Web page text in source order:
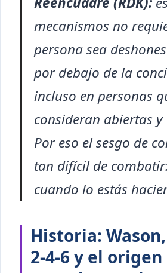
mecanismos no
persona sea
por debajo de la
incluso en personas
consideran abiertas y
Por eso el sesgo de
tan difícil de
cuando lo estás
Historia:
2-4-6 y el origen